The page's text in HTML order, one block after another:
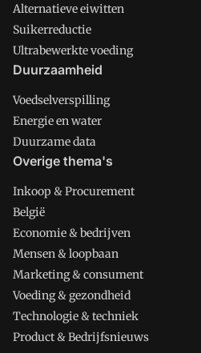
Alternatieve eiwitten
Suikerreductie
Ultrabewerkte voeding
Duurzaamheid
Voedselverspilling
Energie en water
Duurzame data
Overige thema's
Inkoop & Procurement
België
Economie & bedrijven
Mensen & loopbaan
Marketing & consument
Voeding & gezondheid
Technologie & techniek
Product & Bedrijfsnieuws